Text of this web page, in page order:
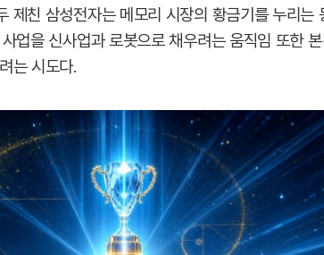
제친 삼성전자는 메모리 시장의 황금기를 누리는
업을 신사업과 로봇으로 채우려는 움직임 또한
는 시도다.